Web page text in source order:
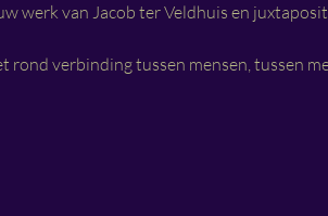
werk van Jacob ter Veldhuis en
verbinding tussen mensen, tussen